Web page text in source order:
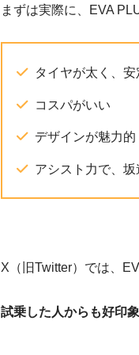
まずは実際に、EVA
タイヤが太く、
コスパがいい
デザインが魅力的
アシスト力で、
X（旧Twitter）では、
試乗した人からも好印象